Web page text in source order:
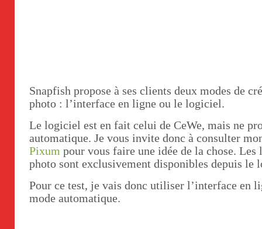
Snapfish propose à ses clients deux modes de
photo : l’interface en ligne ou le logiciel.
Le logiciel est en fait celui de CeWe, mais ne
automatique. Je vous invite donc à consulter
Pixum pour vous faire une idée de la chose.
photo sont exclusivement disponibles depuis le
Pour ce test, je vais donc utiliser l’interface en
mode automatique.